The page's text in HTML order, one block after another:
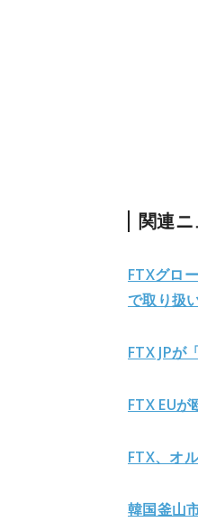
関連
FTXグロ
で取り扱
FTX JPが
FTX EU
FTX、オ
韓国釜山